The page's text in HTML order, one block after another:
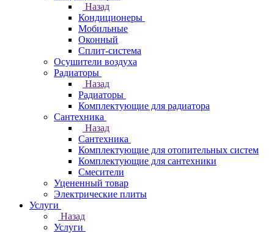
Назад
Кондиционеры
Мобильные
Оконный
Сплит-система
Осушители воздуха
Радиаторы
Назад
Радиаторы
Комплектующие для радиатора
Сантехника
Назад
Сантехника
Комплектующие для отопительных систем
Комплектующие для сантехники
Смесители
Уцененный товар
Электрические плиты
Услуги
Назад
Услуги